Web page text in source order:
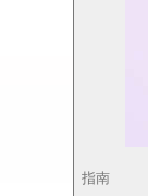
指南